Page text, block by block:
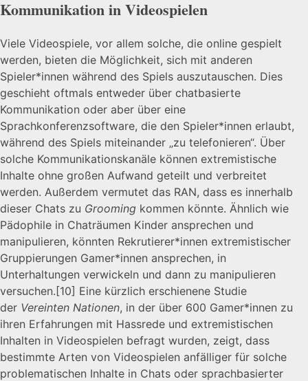
Kommunikation in Videospielen
Viele Videospiele, vor allem solche, die online gespielt
werden, bieten die Möglichkeit, sich mit anderen
Spieler*innen während des Spiels auszutauschen. Dies
geschieht oftmals entweder über chatbasierte
Kommunikation oder aber über eine
Sprachkonferenzsoftware, die den Spieler*innen erlaubt,
während des Spiels miteinander „zu telefonieren“. Über
solche Kommunikationskanäle können extremistische
Inhalte ohne großen Aufwand geteilt und verbreitet
werden. Außerdem vermutet das RAN, dass es innerhalb
dieser Chats zu Grooming kommen könnte. Ähnlich wie
Pädophile in Chaträumen Kinder ansprechen und
manipulieren, könnten Rekrutierer*innen extremistischer
Gruppierungen Gamer*innen ansprechen, in
Unterhaltungen verwickeln und dann zu manipulieren
versuchen.[10] Eine kürzlich erschienene Studie
der Vereinten Nationen, in der über 600 Gamer*innen zu
ihren Erfahrungen mit Hassrede und extremistischen
Inhalten in Videospielen befragt wurden, zeigt, dass
bestimmte Arten von Videospielen anfälliger für solche
problematischen Inhalte in Chats oder sprachbasierter